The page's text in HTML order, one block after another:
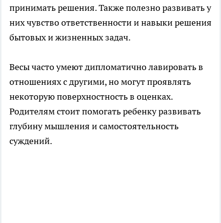
принимать решения. Также полезно развивать у
них чувство ответственности и навыки решения
бытовых и жизненных задач.
Весы часто умеют дипломатично лавировать в
отношениях с другими, но могут проявлять
некоторую поверхностность в оценках.
Родителям стоит помогать ребенку развивать
глубину мышления и самостоятельность
суждений.